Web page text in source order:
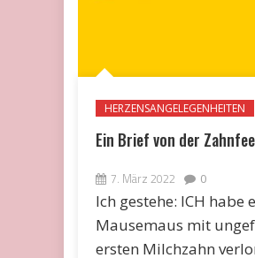
HERZENSANGELEGENHEITEN
Ein Brief von der
7. März 2022 0
Ich gestehe: ICH habe
Mausemaus mit
ersten Milchzahn